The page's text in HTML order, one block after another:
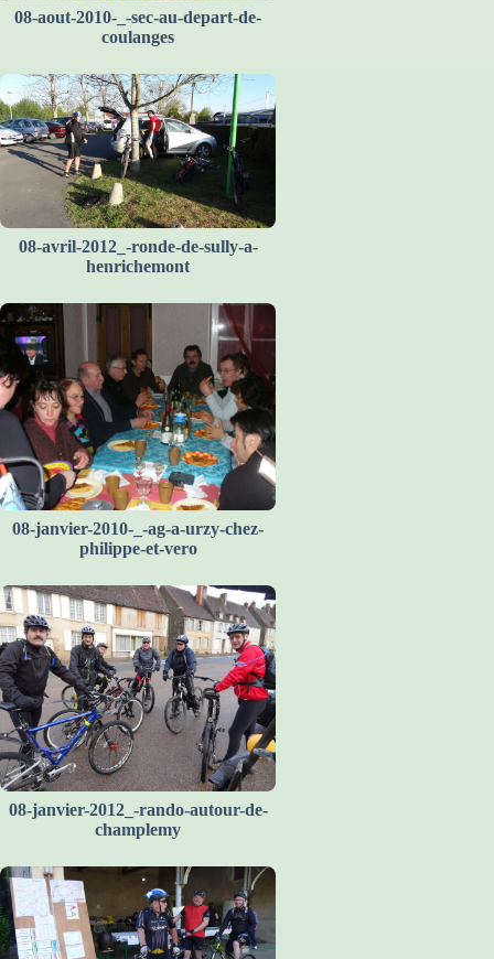
08-aout-2010-_-sec-au-depart-de-
coulanges
08-avril-2012_-ronde-de-sully-a-
henrichemont
08-janvier-2010-_-ag-a-urzy-chez-
philippe-et-vero
08-janvier-2012_-rando-autour-de-
champlemy